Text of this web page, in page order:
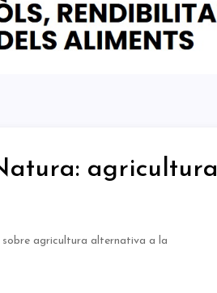
agricultura
agricultura alternativa a la